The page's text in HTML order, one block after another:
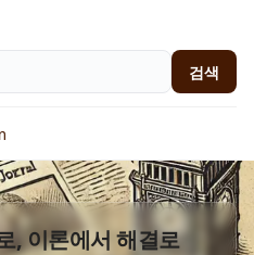
검색
, 이론에서 해결로